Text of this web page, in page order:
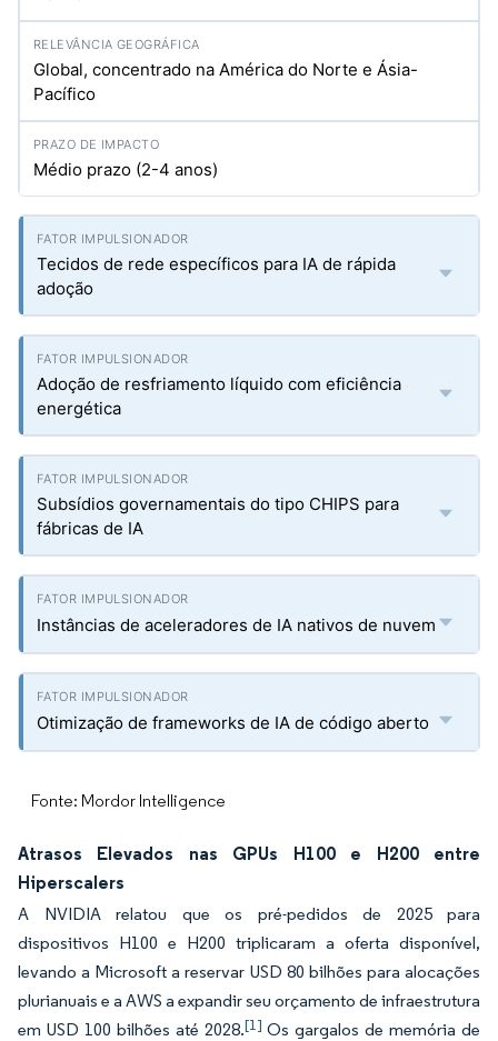
Global, concentrado na América do Norte e Ásia-
Pacífico
Médio prazo (2-4 anos)
Tecidos de rede específicos para IA de rápida
adoção
Adoção de resfriamento líquido com eficiência
energética
Subsídios governamentais do tipo CHIPS para
fábricas de IA
Instâncias de aceleradores de IA nativos de nuvem
Otimização de frameworks de IA de código aberto
Fonte: Mordor Intelligence
Atrasos Elevados nas GPUs H100 e H200 entre
Hiperscalers
A NVIDIA relatou que os pré-pedidos de 2025 para
dispositivos H100 e H200 triplicaram a oferta disponível,
levando a Microsoft a reservar USD 80 bilhões para alocações
plurianuais e a AWS a expandir seu orçamento de infraestrutura
em USD 100 bilhões até 2028.[1] Os gargalos de memória de